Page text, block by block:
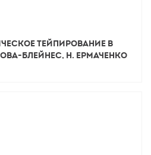
тейпирование в
Блейнес, Н. Ермаченко